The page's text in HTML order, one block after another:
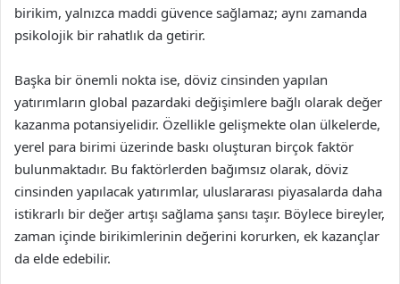
birikim, yalnızca maddi güvence sağlamaz; aynı zamanda
psikolojik bir rahatlık da getirir.
Başka bir önemli nokta ise, döviz cinsinden yapılan
yatırımların global pazardaki değişimlere bağlı olarak değer
kazanma potansiyelidir. Özellikle gelişmekte olan ülkelerde,
yerel para birimi üzerinde baskı oluşturan birçok faktör
bulunmaktadır. Bu faktörlerden bağımsız olarak, döviz
cinsinden yapılacak yatırımlar, uluslararası piyasalarda daha
istikrarlı bir değer artışı sağlama şansı taşır. Böylece bireyler,
zaman içinde birikimlerinin değerini korurken, ek kazançlar
da elde edebilir.